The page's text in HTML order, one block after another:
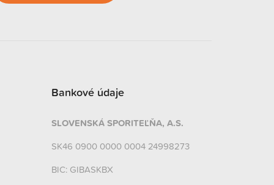
Bankové údaje
SLOVENSKÁ SPORITEĽŇA, A.S.
SK46 0900 0000 0004 24998273
BIC: GIBASKBX